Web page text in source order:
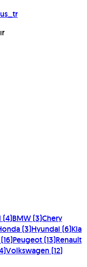
(4)BMW(3)Chery
(3)Hyundai (6)Kia
(16)Peugeot(13)Renault
)Volkswagen (12)